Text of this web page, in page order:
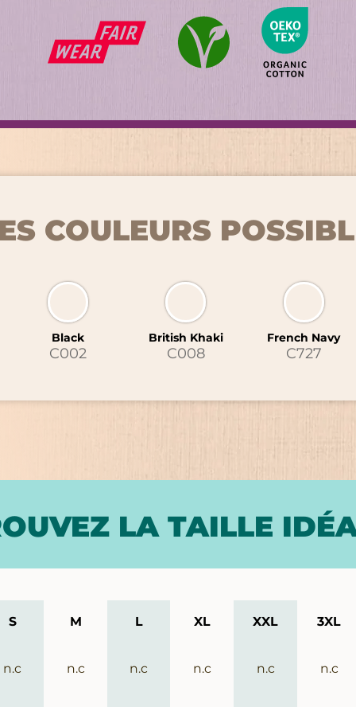
COULEURS
Black
C002
British Khaki
C008
French Navy
C727
LA TAILLE
S M L XL XXL 3XL
n.c n.c n.c n.c n.c n.c